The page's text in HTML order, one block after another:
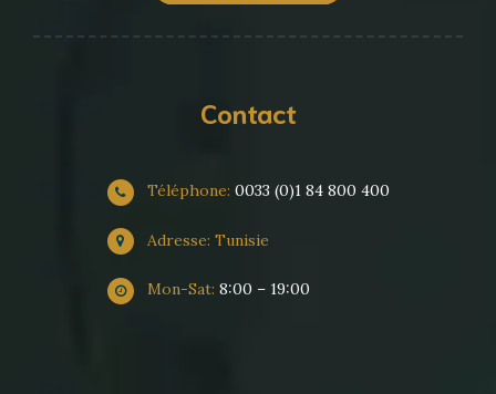
Contact
Téléphone: 0033 (0)1 84 800 400
Adresse: Tunisie
Mon-Sat: 8:00 – 19:00